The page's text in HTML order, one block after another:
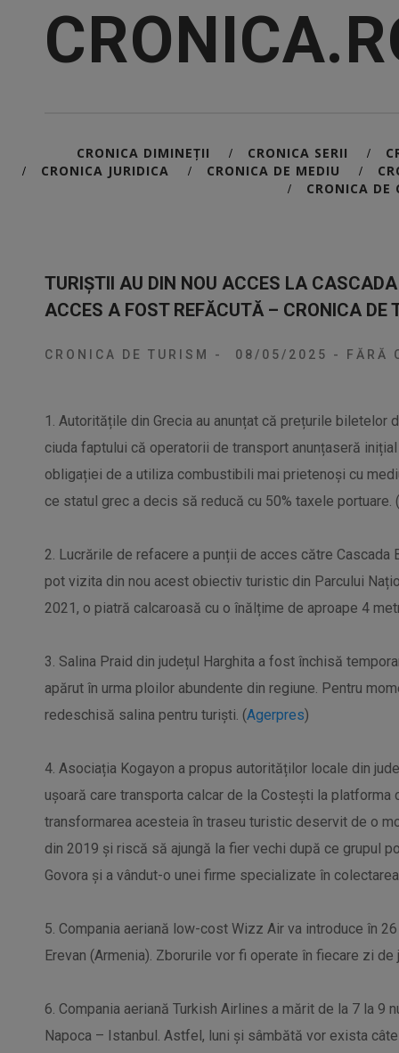
CRONICA DIMINEȚII / CRONICA SERII /
/ CRONICA JURIDICA / CRONICA DE MEDIU /
/ CRONICA DE
TURIȘTII AU DIN NOU ACCES LA
ACCES A FOST REFĂCUTĂ – CRONICA DE
CRONICA DE TURISM - 08/05/2025 - FĂRĂ
1. Autoritățile din Grecia au anunțat că prețurile biletelor
ciuda faptului că operatorii de transport anunțaseră
obligației de a utiliza combustibili mai prietenoși cu
ce statul grec a decis să reducă cu 50% taxele portuare. (
2. Lucrările de refacere a punții de acces către
pot vizita din nou acest obiectiv turistic din Parcului
2021, o piatră calcaroasă cu o înălțime de aproape 4
3. Salina Praid din județul Harghita a fost închisă
apărut în urma ploilor abundente din regiune. Pentru
redeschisă salina pentru turiști. (Agerpres)
4. Asociația Kogayon a propus autorităților locale din
ușoară care transporta calcar de la Costești la platforma
transformarea acesteia în traseu turistic deservit de o
din 2019 și riscă să ajungă la fier vechi după ce grupul
Govora și a vândut-o unei firme specializate în
5. Compania aeriană low-cost Wizz Air va introduce în
Erevan (Armenia). Zborurile vor fi operate în fiecare zi de
6. Compania aeriană Turkish Airlines a mărit de la 7 la 9
Napoca – Istanbul. Astfel, luni și sâmbătă vor exista